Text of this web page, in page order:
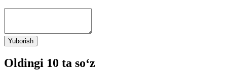
Yuborish
Oldingi 10 ta so‘z